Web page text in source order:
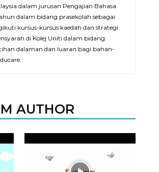
dalam jurusan Pengajian Bahasa
dalam bidang prasekolah sebagai
kursus-kursus kaedah dan strategi
di Kolej Uniti dalam bidang
dalaman dan luaran bagi bahan-
AUTHOR